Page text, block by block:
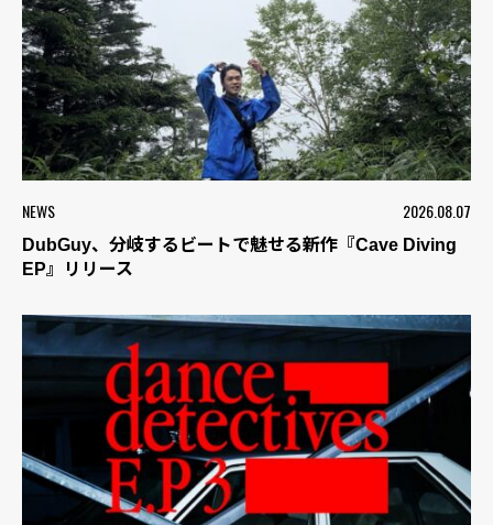
NEWS 2026.08.07
DubGuy、分岐するビートで魅せる新作『Cave Diving
EP』リリース